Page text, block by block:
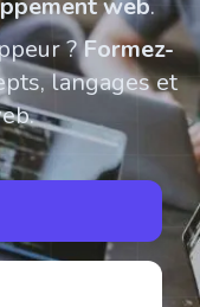
web.
?Formez-
langages et